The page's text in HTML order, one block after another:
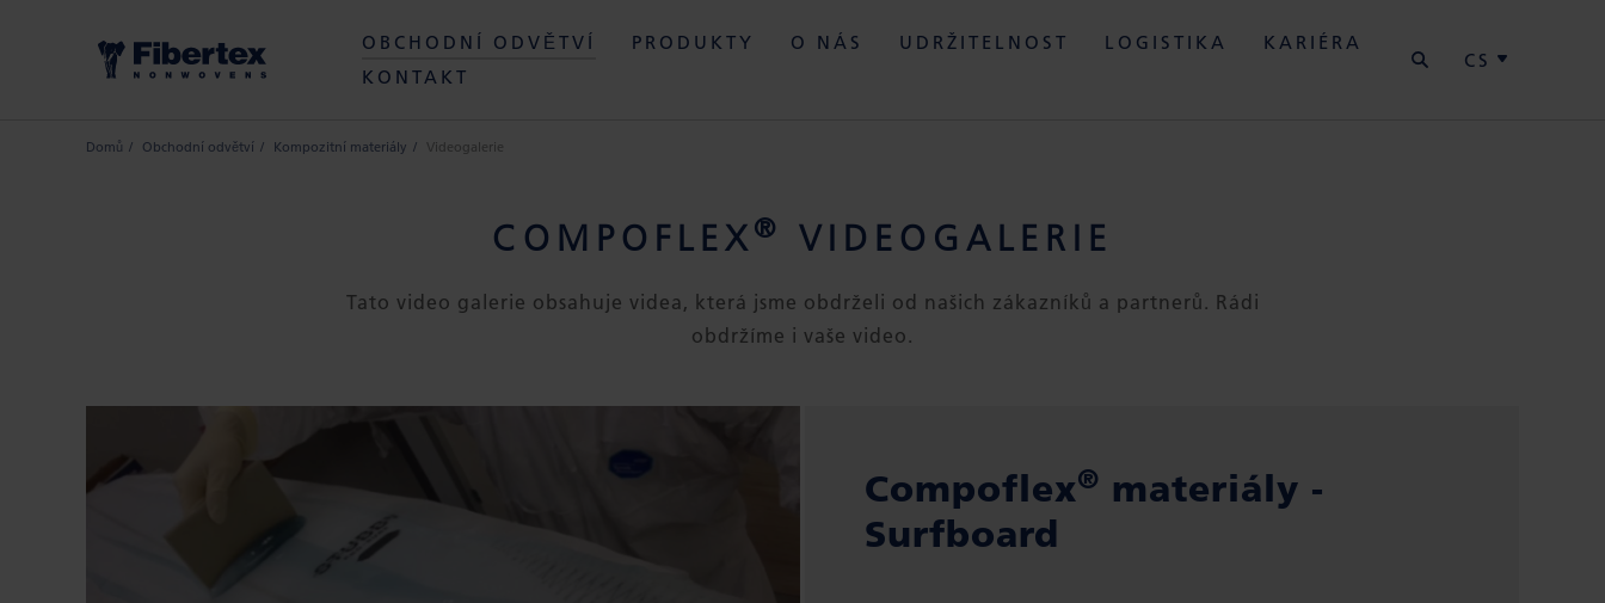
OBCHODNÍ ODVĚTVÍ PRODUKTY O NÁS UDRŽITELNOST LOGISTIKA
KARIÉRA
KONTAKT
CS
Domů Obchodní odvětví Kompozitní materiály Videogalerie
COMPOFLEX® VIDEOGALERIE
Tato video galerie obsahuje videa, která jsme obdrželi od našich zákazníků a partnerů. Rádi
obdržíme i vaše video.
Compoflex® materiály -
Surfboard